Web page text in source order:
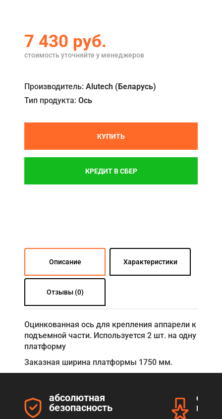
Ремонт
Сервис
О компании
Контакты
7 430 руб.
стоимость уточняйте у менеджеров
Производитель: Alutech (Беларусь)
Тип продукта: Ось
КУПИТЬ
КРЕДИТ В СБЕР
Описание Характеристики
Отзывы (0)
Оцинкованная ось для крепления аппарели к
подъемной части. Используется 2 шт. на одну
платформу
Заказная ширина платформы 1750 мм.
абсолютная
безопасность